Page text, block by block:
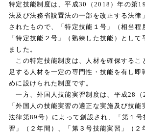
特定技能制度は、平成30（2018）年の第
法及び法務省設置法の一部を改正する法
されたもので、「特定技能１号」（相当程
「特定技能２号」（熟練した技能）とし
ました。
この特定技能制度は、人材を確保するこ
足する人材を一定の専門性・技能を有し
めに設けられた制度です。
一方、外国人技能実習制度は、平成28
「外国人の技能実習の適正な実施及び技
法律第89号）によって創設され、「第１
習」（２年間）、「第３号技能実習」（